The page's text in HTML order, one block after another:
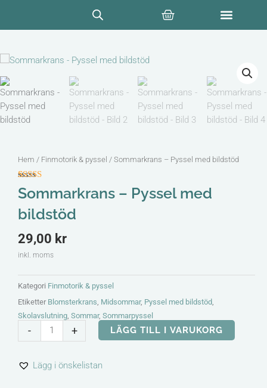
innehåll
Varukorg
Hem / Finmotorik & pyssel / Sommarkrans – Pyssel med bildstöd
Betygsatt
av 5 baserat
3
kundrecensioner
Sommarkrans – Pyssel med
bildstöd
29,00 kr
inkl. moms
Kategori Finmotorik & pyssel
Etiketter Blomsterkrans, Midsommar, Pyssel med bildstöd,
Skolavslutning, Sommar, Sommarpyssel
-
Sommarkrans
-
med
+ LÄGG TILL I VARUKORG
Lägg i önskelistan